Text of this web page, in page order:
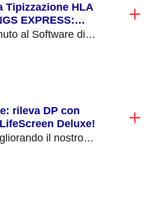
Tipizzazione HLA
EXPRESS:
le vostre
al Software di
rileva DP con
LifeScreen Deluxe!
il nostro